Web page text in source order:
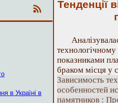
в Україні в
Тенденцiї
показниками
браком місця у
Зависимость
особенностей
памятников :